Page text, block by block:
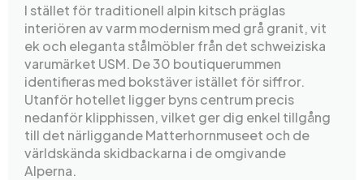
I stället för traditionell alpin kitsch präglas
interiören av varm modernism med grå granit, vit
ek och eleganta stålmöbler från det schweiziska
varumärket USM. De 30 boutiquerummen
identifieras med bokstäver istället för siffror.
Utanför hotellet ligger byns centrum precis
nedanför klipphissen, vilket ger dig enkel tillgång
till det närliggande Matterhornmuseet och de
världskända skidbackarna i de omgivande
Alperna.